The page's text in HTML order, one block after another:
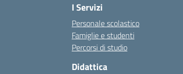
I Servizi
Personale scolastico
Famiglie e studenti
Percorsi di studio
Didattica